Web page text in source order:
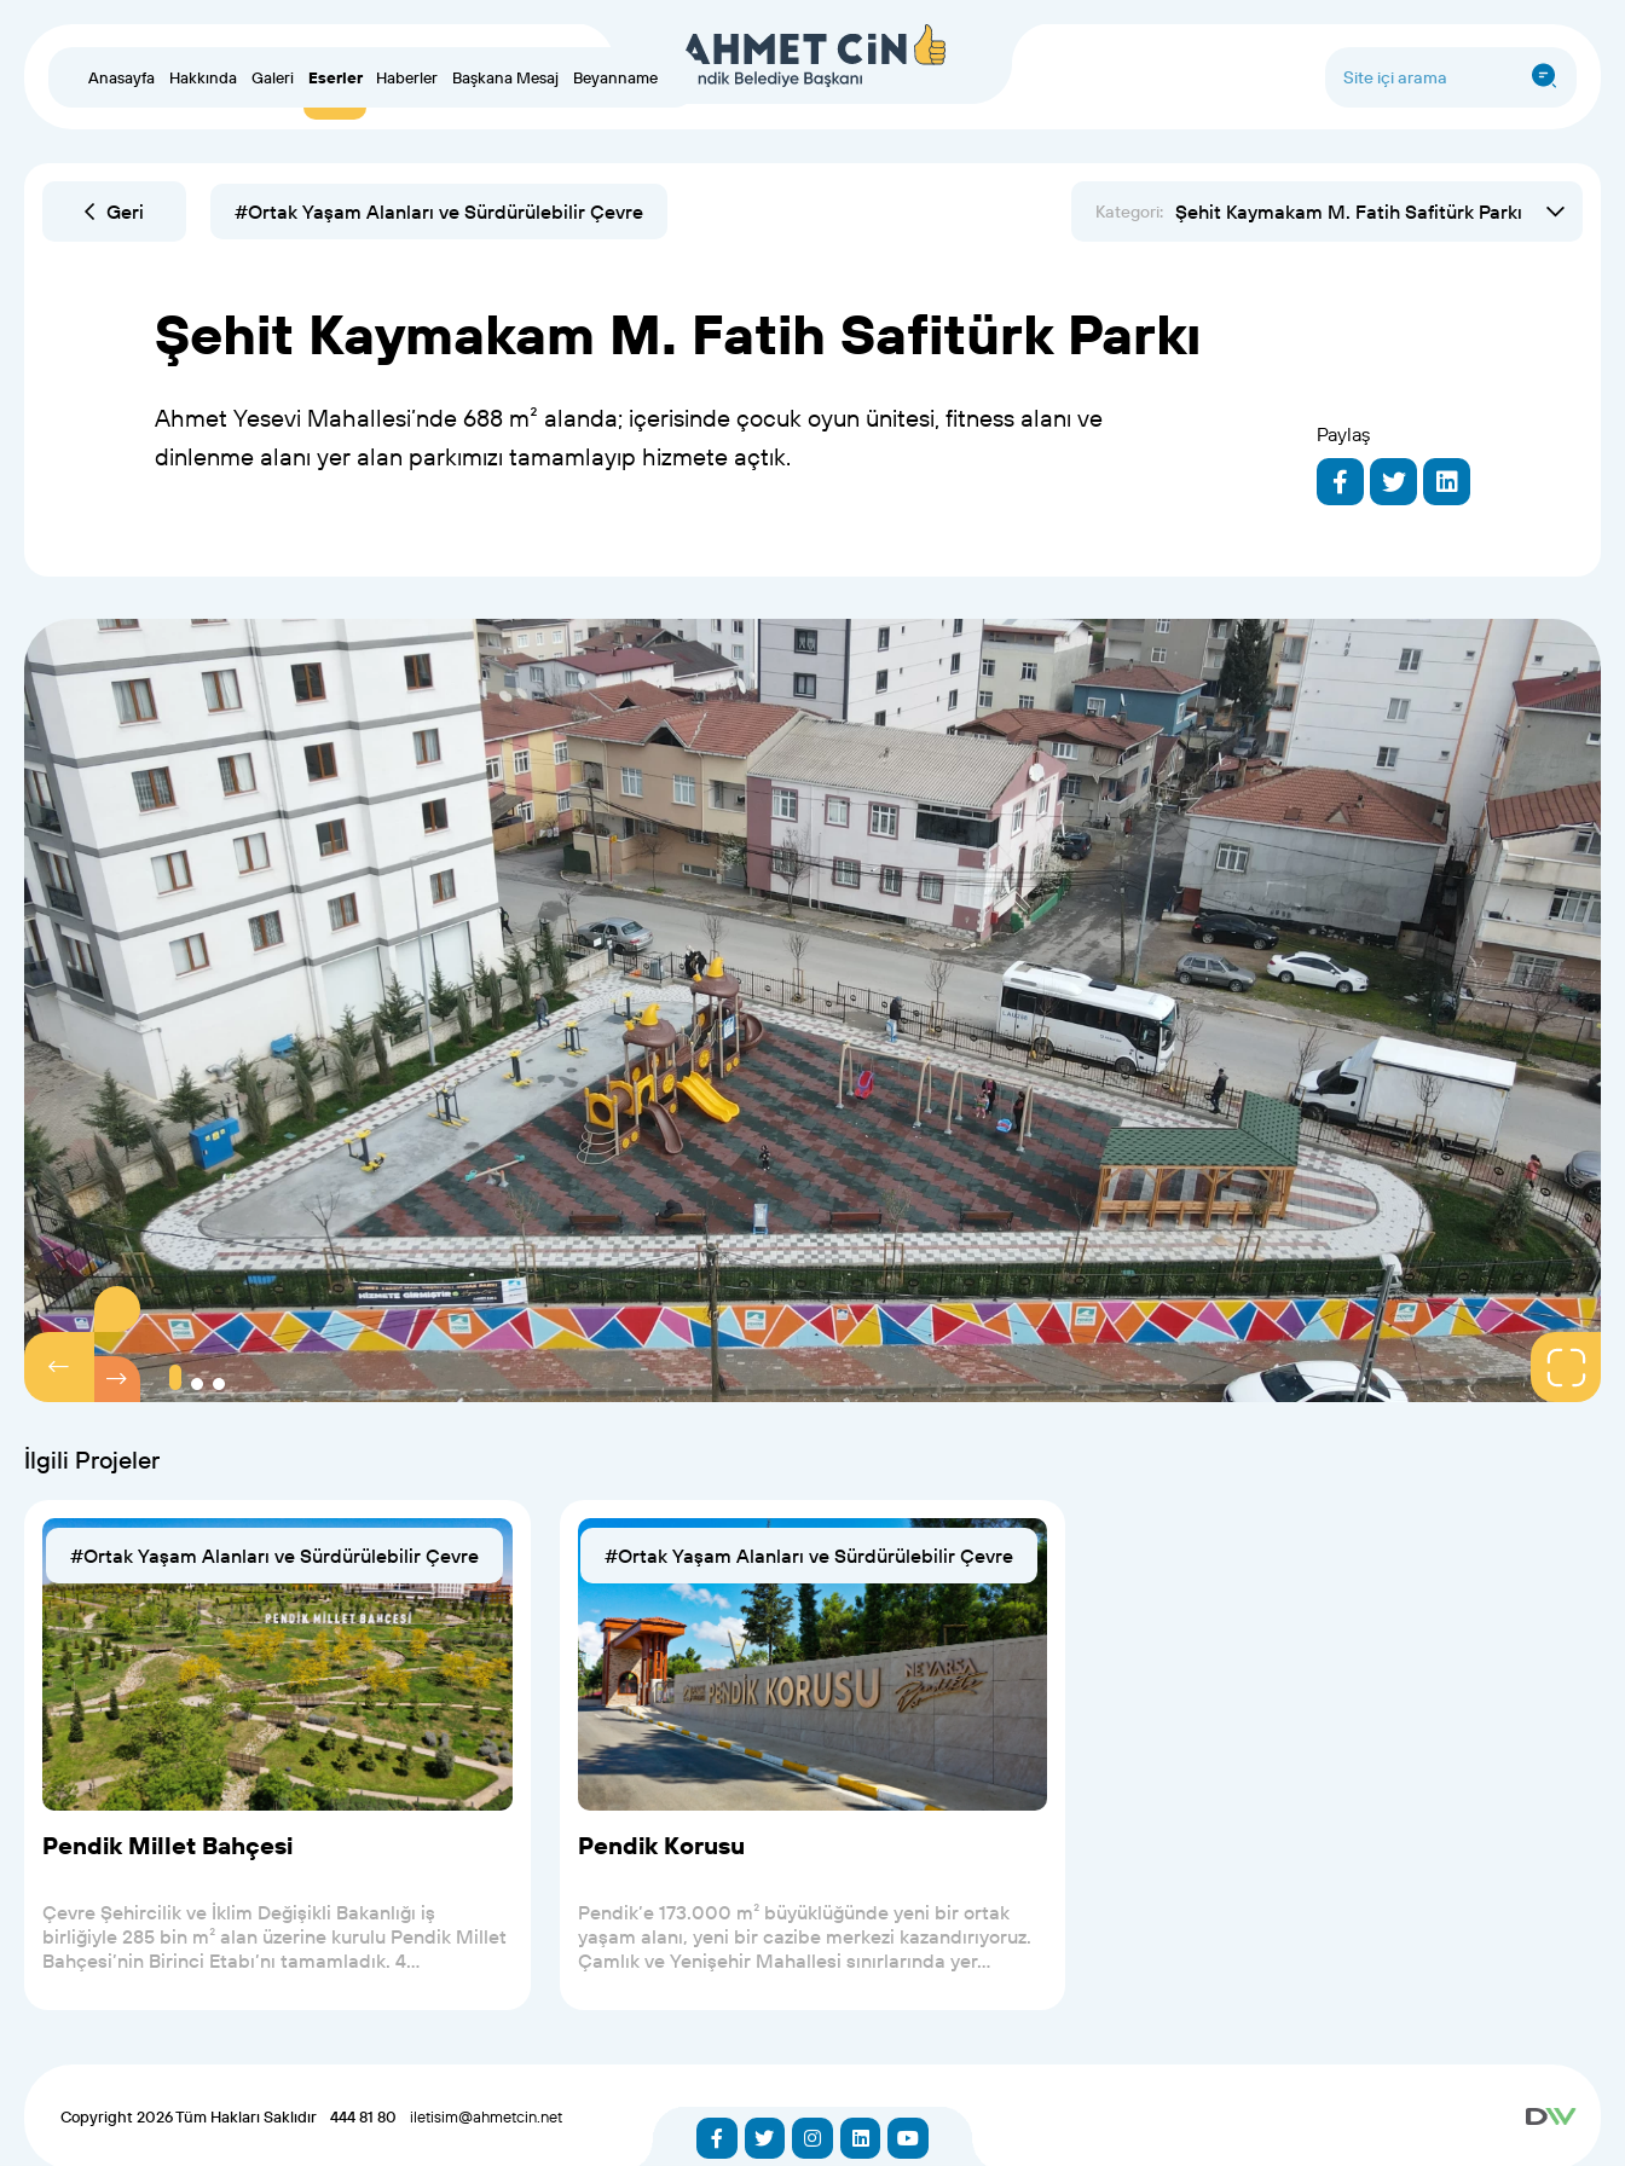
Anasayfa Hakkında Galeri Eserler Haberler Başkana Mesaj Beyanname
Geri #Ortak Yaşam Alanları ve Sürdürülebilir Çevre Kategori: Şehit Kaymakam M. Fatih Safitürk Parkı
Şehit Kaymakam M. Fatih Safitürk Parkı
Ahmet Yesevi Mahallesi’nde 688 m² alanda; içerisinde çocuk oyun ünitesi, fitness alanı ve
dinlenme alanı yer alan parkımızı tamamlayıp hizmete açtık.
Paylaş
İlgili Projeler
#Ortak Yaşam Alanları ve Sürdürülebilir Çevre
Pendik Millet Bahçesi
Çevre Şehircilik ve İklim Değişikli Bakanlığı iş
birliğiyle 285 bin m² alan üzerine kurulu Pendik Millet
Bahçesi’nin Birinci Etabı’nı tamamladık. 4...
#Ortak Yaşam Alanları ve Sürdürülebilir Çevre
Pendik Korusu
Pendik’e 173.000 m² büyüklüğünde yeni bir ortak
yaşam alanı, yeni bir cazibe merkezi kazandırıyoruz.
Çamlık ve Yenişehir Mahallesi sınırlarında yer...
Copyright 2026 Tüm Hakları Saklıdır 444 81 80 iletisim@ahmetcin.net